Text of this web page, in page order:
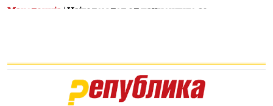
Македонија |Најголем дел од пациентите сo
запалена трева при сечење со брусилица
Нуклеарката Кршко во Словенија го намалува